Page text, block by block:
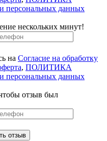
персональных данных
нескольких минут!
на Согласие на обработку
, ПОЛИТИКА
персональных данных
отзыв был
отзыв